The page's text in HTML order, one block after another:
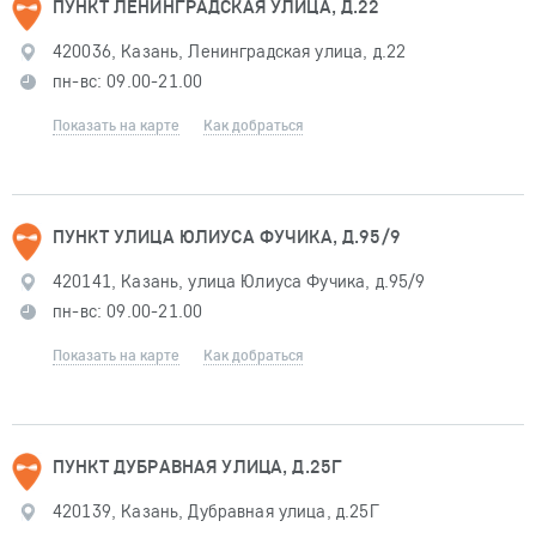
ПУНКТ ЛЕНИНГРАДСКАЯ УЛИЦА, Д.22
420036, Казань, Ленинградская улица, д.22
пн-вс: 09.00-21.00
Показать на карте Как добраться
ПУНКТ УЛИЦА ЮЛИУСА ФУЧИКА, Д.95/9
420141, Казань, улица Юлиуса Фучика, д.95/9
пн-вс: 09.00-21.00
Показать на карте Как добраться
ПУНКТ ДУБРАВНАЯ УЛИЦА, Д.25Г
420139, Казань, Дубравная улица, д.25Г